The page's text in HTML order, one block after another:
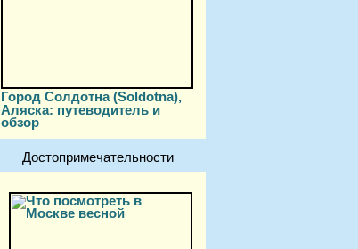
Город Солдотна (Soldotna),
Аляска: путеводитель и
обзор
Достопримечательности